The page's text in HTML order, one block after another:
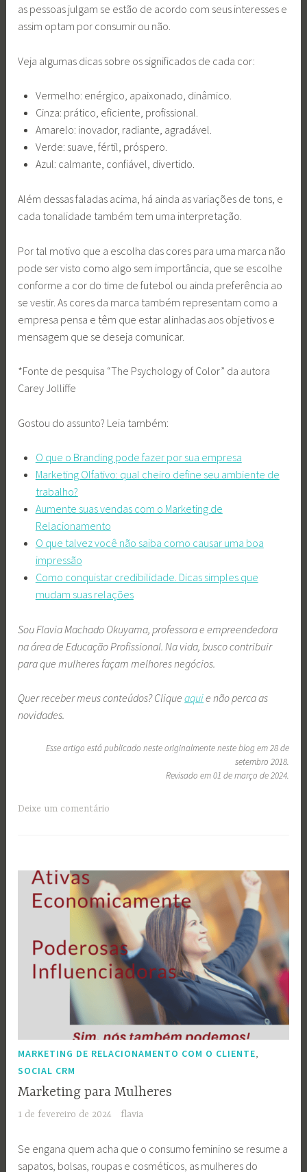
as pessoas julgam se estão de acordo com seus interesses e
assim optam por consumir ou não.
Veja algumas dicas sobre os significados de cada cor:
Vermelho: enérgico, apaixonado, dinâmico.
Cinza: prático, eficiente, profissional.
Amarelo: inovador, radiante, agradável.
Verde: suave, fértil, próspero.
Azul: calmante, confiável, divertido.
Além dessas faladas acima, há ainda as variações de tons, e
cada tonalidade também tem uma interpretação.
Por tal motivo que a escolha das cores para uma marca não
pode ser visto como algo sem importância, que se escolhe
conforme a cor do time de futebol ou ainda preferência ao
se vestir. As cores da marca também representam como a
empresa pensa e têm que estar alinhadas aos objetivos e
mensagem que se deseja comunicar.
*Fonte de pesquisa “The Psychology of Color” da autora
Carey Jolliffe
Gostou do assunto? Leia também:
O que o Branding pode fazer por sua empresa
Marketing Olfativo: qual cheiro define seu ambiente de
trabalho?
Aumente suas vendas com o Marketing de
Relacionamento
O que talvez você não saiba como causar uma boa
impressão
Como conquistar credibilidade. Dicas simples que
mudam suas relações
Sou Flavia Machado Okuyama, professora e empreendedora
na área de Educação Profissional. Na vida, busco contribuir
para que mulheres façam melhores negócios.
Quer receber meus conteúdos? Cliqueaquie não perca as
novidades.
Esse artigo está publicado neste originalmente neste blog em 28 de
setembro 2018.
Revisado em 01 de março de 2024.
Deixe um comentário
MARKETING DE RELACIONAMENTO COM O CLIENTE
SOCIAL CRM
Marketing para Mulheres
1 de fevereiro de 2024 flavia
Se engana quem acha que o consumo feminino se resume a
sapatos, bolsas, roupas e cosméticos, as mulheres do